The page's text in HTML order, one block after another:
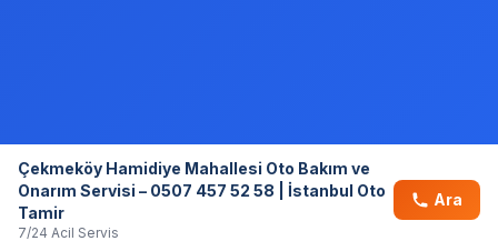
Çekmeköy Hamidiye Mahallesi Oto Bakım ve
Onarım Servisi – 0507 457 52 58 | İstanbul Oto
Tamir
7/24 Acil Servis
Ara